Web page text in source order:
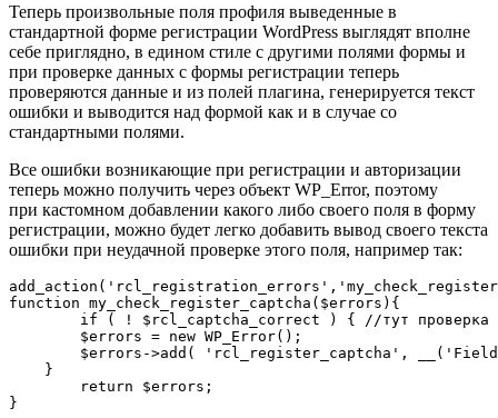
Теперь произвольные поля профиля выведенные в
стандартной форме регистрации WordPress выглядят вполне
себе приглядно, в едином стиле с другими полями формы и
при проверке данных с формы регистрации теперь
проверяются данные и из полей плагина, генерируется текст
ошибки и выводится над формой как и в случае со
стандартными полями.
Все ошибки возникающие при регистрации и авторизации
теперь можно получить через объект WP_Error, поэтому
при кастомном добавлении какого либо своего поля в форму
регистрации, можно будет легко добавить вывод своего текста
ошибки при неудачной проверке этого поля, например так:
function my_check_register_captcha($errors){
        $errors = new WP_Error();
$errors->add( 'rcl_register_captcha',
    }
}